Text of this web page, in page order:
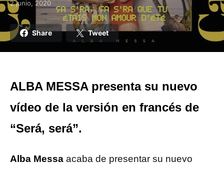
Posted on
2 junio, 2020
Share Tweet
ALBA MESSA presenta su nuevo
vídeo de la versión en francés de
“Será, será”.
Alba Messa acaba de presentar su nuevo